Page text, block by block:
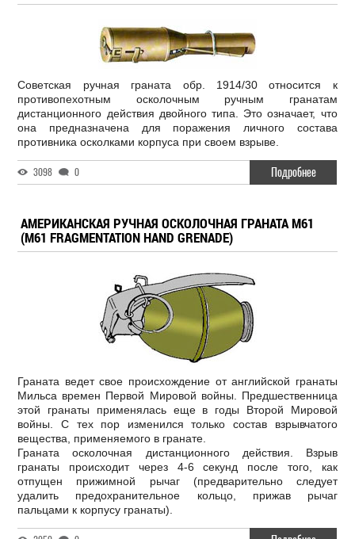
Советская ручная граната обр. 1914/30 относится к
противопехотным осколочным ручным гранатам
дистанционного действия двойного типа. Это означает, что
она предназначена для поражения личного состава
противника осколками корпуса при своем взрыве.
3098 0 Подробнее
АМЕРИКАНСКАЯ РУЧНАЯ ОСКОЛОЧНАЯ ГРАНАТА M61
(M61 FRAGMENTATION HAND GRENADE)
Граната ведет свое происхождение от английской гранаты
Мильса времен Первой Мировой войны. Предшественница
этой гранаты применялась еще в годы Второй Мировой
войны. С тех пор изменился только состав взрывчатого
вещества, применяемого в гранате.
Граната осколочная дистанционного действия. Взрыв
гранаты происходит через 4-6 секунд после того, как
отпущен прижимной рычаг (предварительно следует
удалить предохранительное кольцо, прижав рычаг
пальцами к корпусу гранаты).